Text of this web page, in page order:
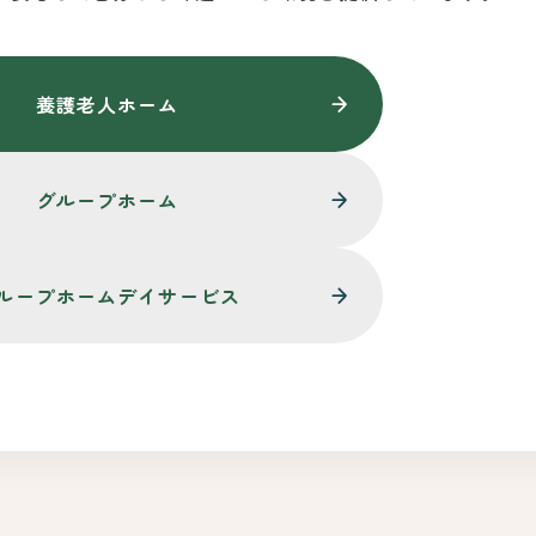
養護老人ホーム
グループホーム
ープホームデイサービス